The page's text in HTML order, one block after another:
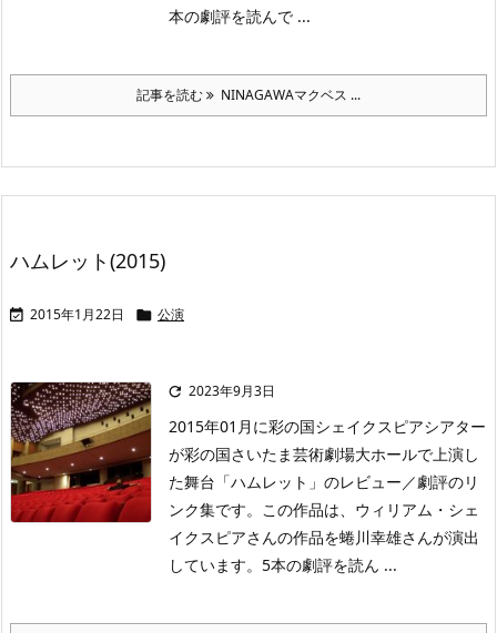
本の劇評を読んで ...
記事を読む NINAGAWAマクベス ...
ハムレット(2015)
 2015年1月22日  公演
 2023年9月3日
2015年01月に彩の国シェイクスピアシアター
が彩の国さいたま芸術劇場大ホールで上演し
た舞台「ハムレット」のレビュー／劇評のリ
ンク集です。この作品は、ウィリアム・シェ
イクスピアさんの作品を蜷川幸雄さんが演出
しています。5本の劇評を読ん ...